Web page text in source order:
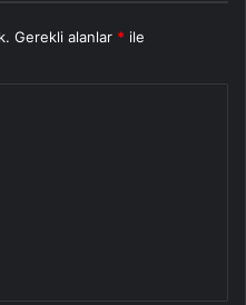
Gerekli alanlar * ile